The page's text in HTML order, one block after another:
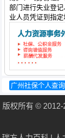
部门进行失业登
业人员凭证到指定
广州社保个人查询
版权所有 © 2012-